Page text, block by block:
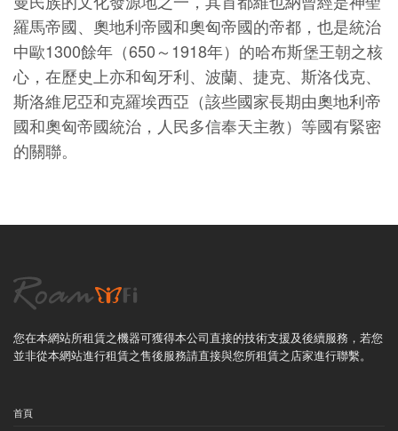
羅馬帝國、奧地利帝國和奧匈帝國的帝都，也是統治
中歐1300餘年（650～1918年）的哈布斯堡王朝之核
心，在歷史上亦和匈牙利、波蘭、捷克、斯洛伐克、
斯洛維尼亞和克羅埃西亞（該些國家長期由奧地利帝
國和奧匈帝國統治，人民多信奉天主教）等國有緊密
的關聯。
您在本網站所租賃之機器可獲得本公司直接的技術支援及後續服務，若您
並非從本網站進行租賃之售後服務請直接與您所租賃之店家進行聯繫。
首頁